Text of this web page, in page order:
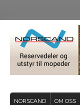
NORSCAND OM OSS